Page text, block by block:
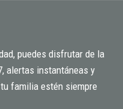
puedes disfrutar de la
alertas instantáneas y
familia estén siempre